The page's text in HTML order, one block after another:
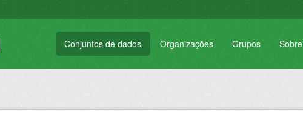
Conjuntos de dados Organizações Grupos Sobre